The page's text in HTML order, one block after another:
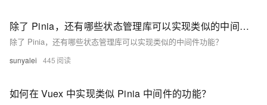
数据库产品家族及特性。
除了 Pinia，还有哪些状态管理库可以实现类似的中间件功能？
除了 Pinia，还有哪些状态管理库可以实现类似的中间件功能？
sunyalei 445
如何在 Vuex 中实现类似 Pinia 中间件的功能？